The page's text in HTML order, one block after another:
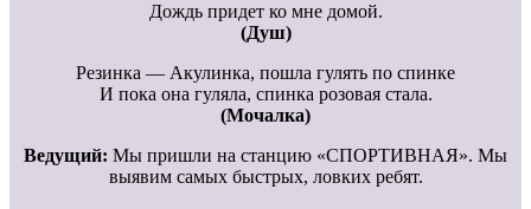
Дождь придет ко мне домой.
(Душ)
Резинка — Акулинка, пошла гулять по спинке
И пока она гуляла, спинка розовая стала.
(Мочалка)
Ведущий: Мы пришли на станцию «СПОРТИВНАЯ». Мы
выявим самых быстрых, ловких ребят.